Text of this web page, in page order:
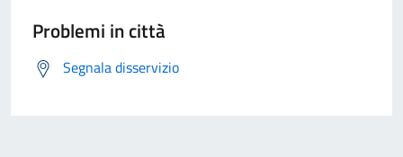
Problemi in città
Segnala disservizio